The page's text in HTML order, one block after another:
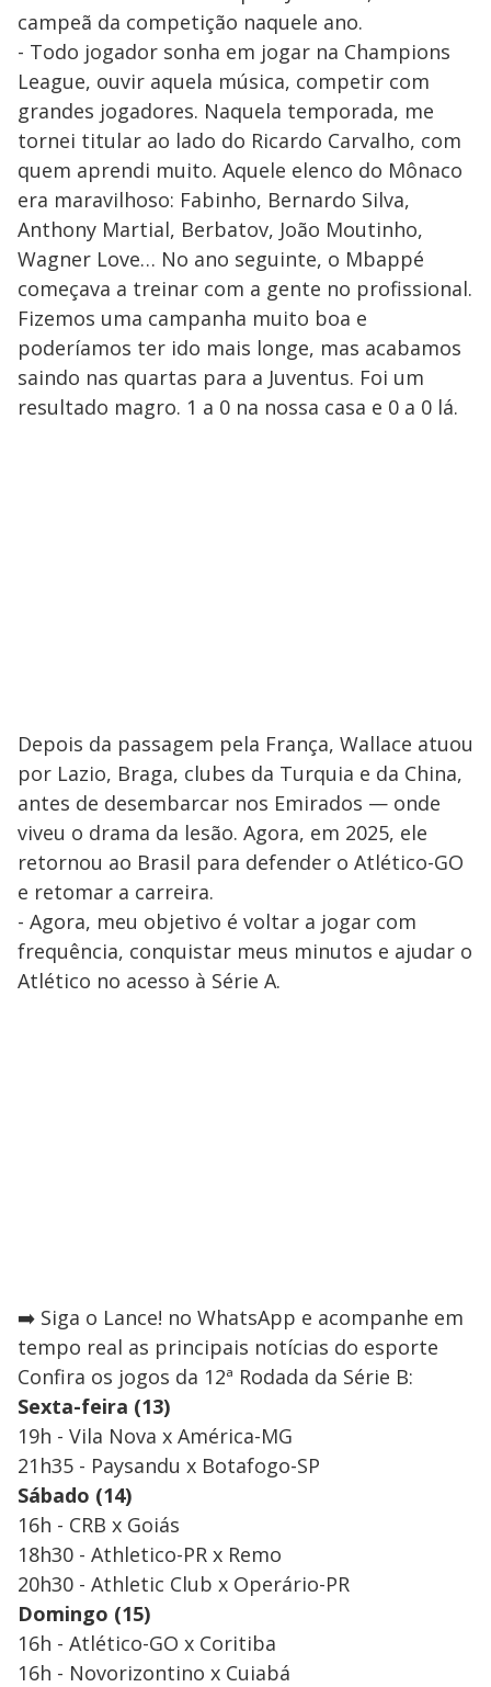
campeã da competição naquele ano.
- Todo jogador sonha em jogar na Champions
League, ouvir aquela música, competir com
grandes jogadores. Naquela temporada, me
tornei titular ao lado do Ricardo Carvalho, com
quem aprendi muito. Aquele elenco do Mônaco
era maravilhoso: Fabinho, Bernardo Silva,
Anthony Martial, Berbatov, João Moutinho,
Wagner Love… No ano seguinte, o Mbappé
começava a treinar com a gente no profissional.
Fizemos uma campanha muito boa e
poderíamos ter ido mais longe, mas acabamos
saindo nas quartas para a Juventus. Foi um
resultado magro. 1 a 0 na nossa casa e 0 a 0 lá.
Depois da passagem pela França, Wallace atuou
por Lazio, Braga, clubes da Turquia e da China,
antes de desembarcar nos Emirados — onde
viveu o drama da lesão. Agora, em 2025, ele
retornou ao Brasil para defender o Atlético-GO
e retomar a carreira.
- Agora, meu objetivo é voltar a jogar com
frequência, conquistar meus minutos e ajudar o
Atlético no acesso à Série A.
➡️ Siga o Lance! no WhatsApp e acompanhe em
tempo real as principais notícias do esporte
Confira os jogos da 12ª Rodada da Série B:
Sexta-feira (13)
19h - Vila Nova x América-MG
21h35 - Paysandu x Botafogo-SP
Sábado (14)
16h - CRB x Goiás
18h30 - Athletico-PR x Remo
20h30 - Athletic Club x Operário-PR
Domingo (15)
16h - Atlético-GO x Coritiba
16h - Novorizontino x Cuiabá